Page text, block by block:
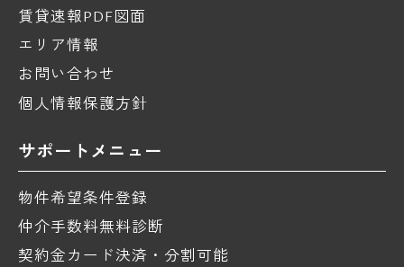
賃貸速報PDF図面
エリア情報
お問い合わせ
個人情報保護方針
サポートメニュー
物件希望条件登録
仲介手数料無料診断
契約金カード決済・分割可能